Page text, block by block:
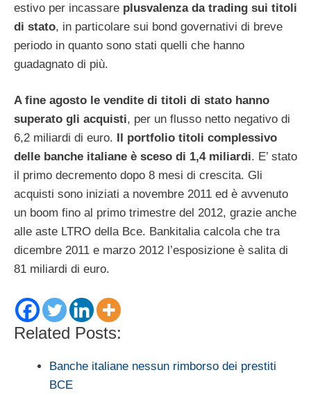
estivo per incassare plusvalenza da trading sui titoli
di stato, in particolare sui bond governativi di breve
periodo in quanto sono stati quelli che hanno
guadagnato di più.
A fine agosto le vendite di titoli di stato hanno
superato gli acquisti, per un flusso netto negativo di
6,2 miliardi di euro.
Il portfolio titoli complessivo
delle banche italiane è sceso di 1,4 miliardi. E’ stato
il primo decremento dopo 8 mesi di crescita. Gli
acquisti sono iniziati a novembre 2011 ed è avvenuto
un boom fino al primo trimestre del 2012, grazie anche
alle aste LTRO della Bce. Bankitalia calcola che tra
dicembre 2011 e marzo 2012 l’esposizione è salita di
81 miliardi di euro.
Related Posts:
Banche italiane nessun rimborso dei prestiti
BCE